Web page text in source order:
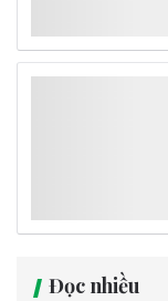
Đọc nhiều